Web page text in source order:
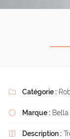
En cochant cette
l'adresse email
 Catégorie :
 Marque : Bella
 Description :